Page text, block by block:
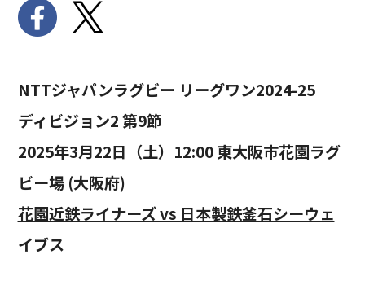
NTTジャパンラグビー リーグワン2024-25
ディビジョン2 第9節
2025年3月22日（土）12:00 東大阪市花園ラグ
ビー場 (大阪府)
花園近鉄ライナーズ vs 日本製鉄釜石シーウェ
イブス